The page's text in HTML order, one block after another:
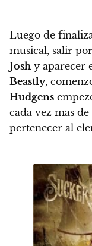
Luego de
musical, salir
Joshy aparecer
Beastly,
Hudgens
cada vez mas de
pertenecer al